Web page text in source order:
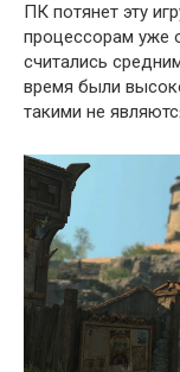
ПК потянет эту
процессорам уже
считались
время были
такими не